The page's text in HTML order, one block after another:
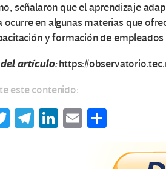
señalaron que el aprendizaje
ocurre en algunas materias que
y formación de
artículo:https://
este contenido:
T
Te Li
E
m